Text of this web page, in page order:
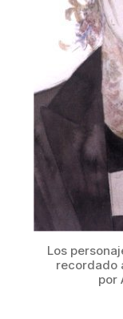
Los
recordado
por